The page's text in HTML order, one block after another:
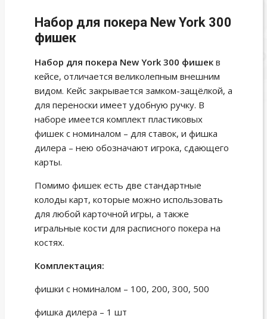
Набор для покера New York 300
фишек
Набор для покера New York 300 фишекв
кейсе, отличается великолепным внешним
видом. Кейс закрывается замком-защёлкой, а
для переноски имеет удобную ручку. В
наборе имеется комплект пластиковых
фишек с номиналом – для ставок, и фишка
дилера – нею обозначают игрока, сдающего
карты.
Помимо фишек есть две стандартные
колоды карт, которые можно использовать
для любой карточной игры, а также
игральные кости для расписного покера на
костях.
Комплектация:
фишки с номиналом – 100, 200, 300, 500
фишка дилера – 1 шт